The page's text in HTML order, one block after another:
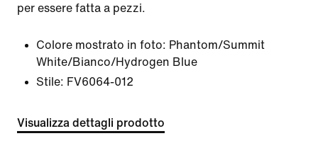
per essere fatta a pezzi.
Colore mostrato in foto: Phantom/Summit
White/Bianco/Hydrogen Blue
Stile: FV6064-012
Visualizza dettagli prodotto